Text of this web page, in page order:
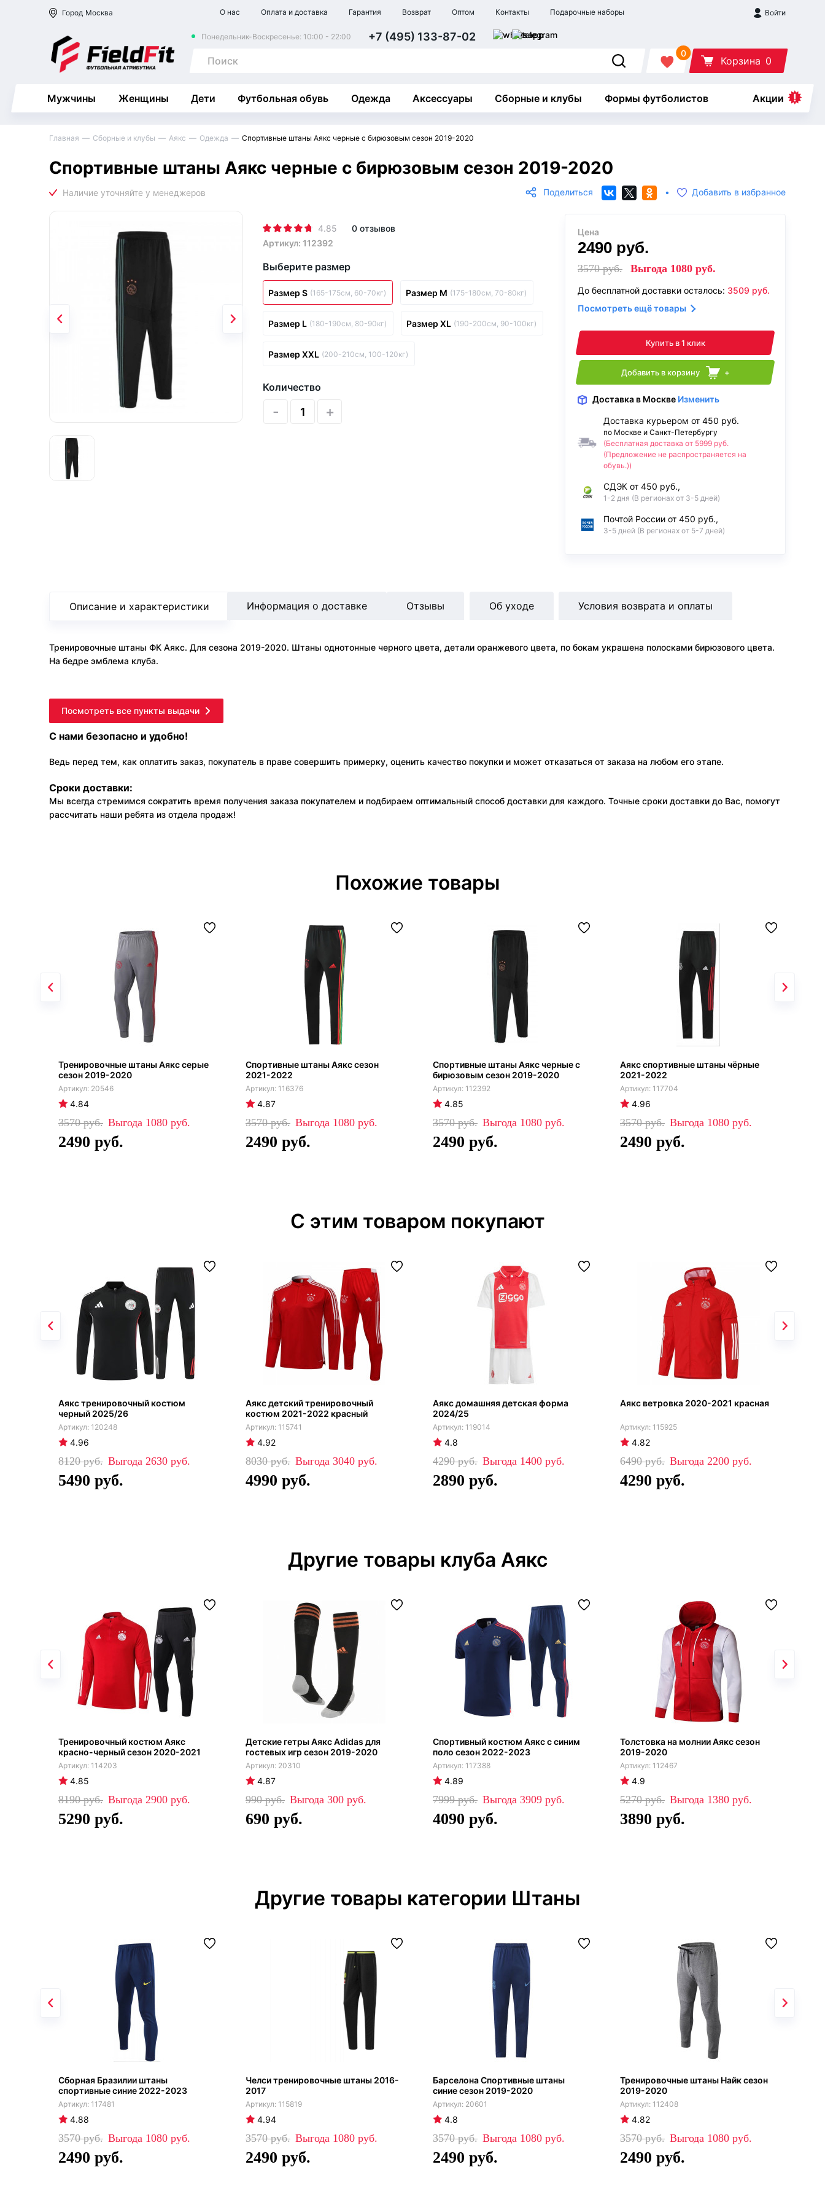
Город Москва О нас Оплата и доставка Гарантия Возврат Оптом Контакты Подарочные наборы Войти
Понедельник-Воскресенье: 10:00 - 22:00 +7 (495) 133-87-02
0
Корзина 0
Мужчины Женщины Дети Футбольная обувь Одежда Аксессуары Сборные и клубы Формы футболистов Акции
Главная Сборные и клубы Аякс Одежда Спортивные штаны Аякс черные с бирюзовым сезон 2019-2020
Спортивные штаны Аякс черные с бирюзовым сезон 2019-2020
Поделиться • Добавить в избранное
4.85
0 отзывов
Артикул: 112392
Выберите размер
Размер S (165-175см, 60-70кг) Размер M (175-180см, 70-80кг)
Размер L (180-190см, 80-90кг) Размер XL (190-200см, 90-100кг)
Размер XXL (200-210см, 100-120кг)
Количество
- +
Цена
2490 руб.
3570руб. Выгода 1080 руб.
До бесплатной доставки осталось: 3509 руб.
Посмотреть ещё товары
Купить в 1 клик
Добавить в корзину +
Доставка в Москве Изменить
Доставка курьером от 450 руб.
по Москве и Санкт-Петербургу
(Бесплатная доставка от 5999 руб.
(Предложение не распространяется на
обувь.))
СДЭК от 450 руб.,
1-2 дня (В регионах от 3-5 дней)
Почтой России от 450 руб.,
3-5 дней (В регионах от 5-7 дней)
Описание и характеристики
Тренировочные штаны ФК Аякс. Для сезона 2019-2020. Штаны однотонные черного цвета, детали оранжевого цвета, по бокам украшена полосками бирюзового цвета.
На бедре эмблема клуба.
Информация о доставке Отзывы Об уходе Условия возврата и оплаты
Посмотреть все пункты выдачи
С нами безопасно и удобно!
Ведь перед тем, как оплатить заказ, покупатель в праве совершить примерку, оценить качество покупки и может отказаться от заказа на любом его этапе.
Сроки доставки:
Мы всегда стремимся сократить время получения заказа покупателем и подбираем оптимальный способ доставки для каждого. Точные сроки доставки до Вас, помогут
рассчитать наши ребята из отдела продаж!
Похожие товары
Тренировочные штаны Аякс серые
сезон 2019-2020
20546
4.84
3570 1080
2490
Спортивные штаны Аякс сезон
2021-2022
116376
4.87
3570 1080
2490
Спортивные штаны Аякс черные с
бирюзовым сезон 2019-2020
112392
4.85
3570 1080
2490
Аякс спортивные штаны чёрные
2021-2022
117704
4.96
3570 1080
2490
С этим товаром покупают
Аякс тренировочный костюм
черный 2025/26
120248
4.96
8120 2630
5490
Аякс детский тренировочный
костюм 2021-2022 красный
115741
4.92
8030 3040
4990
Аякс домашняя детская форма
2024/25
119014
4.8
4290 1400
2890
Аякс ветровка 2020-2021 красная
115925
4.82
6490 2200
4290
Другие товары клуба Аякс
Тренировочный костюм Аякс
красно-черный сезон 2020-2021
114203
4.85
8190 2900
5290
Детские гетры Аякс Adidas для
гостевых игр сезон 2019-2020
20310
4.87
990 300
690
Спортивный костюм Аякс с синим
поло сезон 2022-2023
117388
4.89
7999 3909
4090
Толстовка на молнии Аякс сезон
2019-2020
112467
4.9
5270 1380
3890
Другие товары категории Штаны
Сборная Бразилии штаны
спортивные синие 2022-2023
117481
4.88
3570 1080
2490
Челси тренировочные штаны 2016-
2017
115819
4.94
3570 1080
2490
Барселона Спортивные штаны
синие сезон 2019-2020
20601
4.8
3570 1080
2490
Тренировочные штаны Найк сезон
2019-2020
112408
4.82
3570 1080
2490